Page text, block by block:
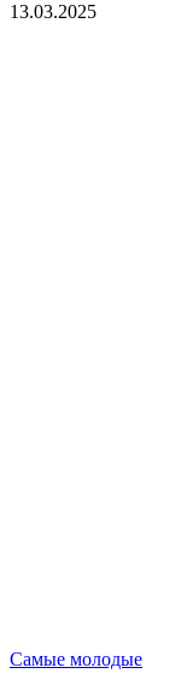
13.03.2025
Опубликовано
Самые молодые